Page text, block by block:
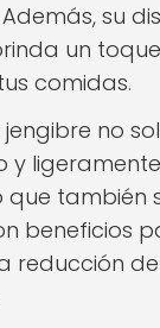
su
un
comidas.
jengibre no
y
que también
beneficios
reducción